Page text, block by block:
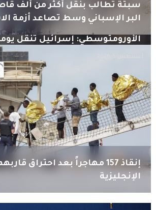
شاحنة ركام من غزة لطمس أدلة
سبتة تطالب بنقل أكثر من ألف
البر الإسباني وسط تصاعد أزمة
إنقاذ 157 مهاجراً بعد احتراق
الإنجليزية